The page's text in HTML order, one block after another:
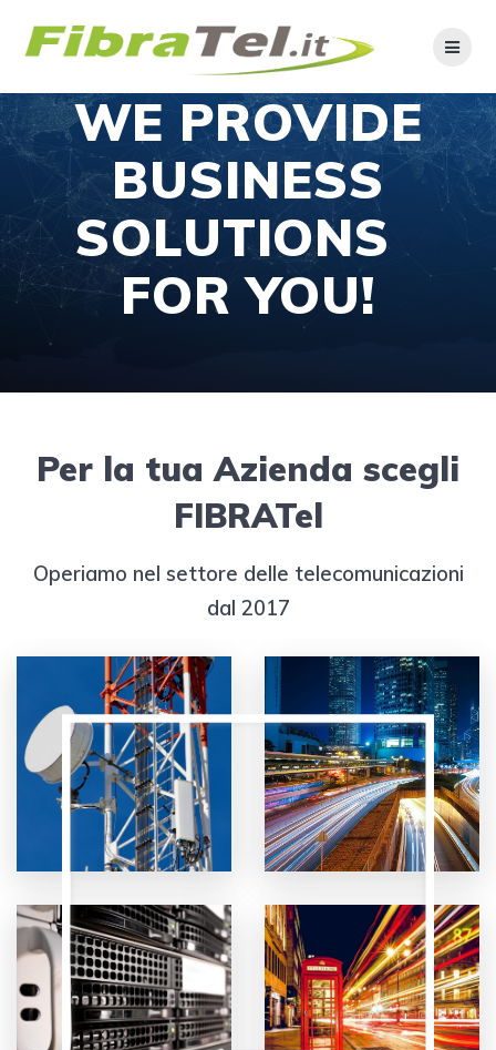
WE PROVIDE
BUSINESS
SOLUTIONS
FOR YOU!
Per la tua Azienda scegli
FIBRATel
Operiamo nel settore delle telecomunicazioni
dal 2017